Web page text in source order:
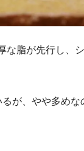
な脂が先行し、
が、やや多めな